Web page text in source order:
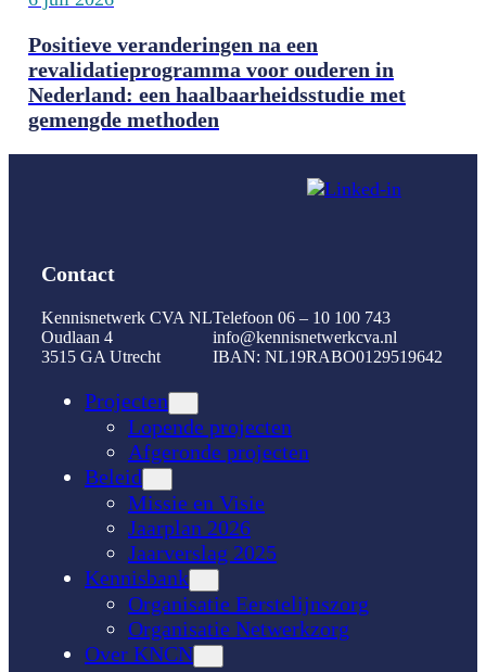
Positieve veranderingen na een
revalidatieprogramma voor ouderen in
Nederland: een haalbaarheidsstudie met
gemengde methoden
Contact
Kennisnetwerk CVA NL
Oudlaan 4
3515 GA Utrecht
Telefoon 06 – 10 100 743
info@kennisnetwerkcva.nl
IBAN: NL19RABO0129519642
Projecten
Lopende projecten
Afgeronde projecten
Beleid
Missie en Visie
Jaarplan 2026
Jaarverslag 2025
Kennisbank
Organisatie Eerstelijnszorg
Organisatie Netwerkzorg
Over KNCN